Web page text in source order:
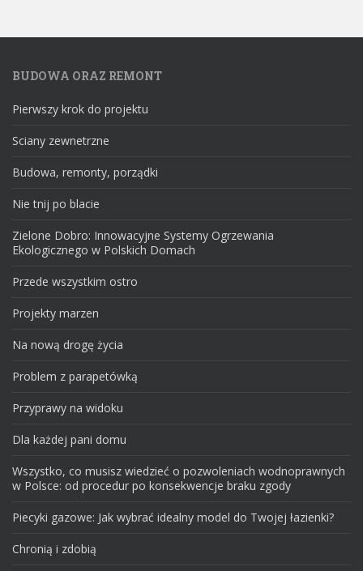
BUDOWA ORAZ REMONT
Pierwszy krok do projektu
Sciany zewnetrzne
Budowa, remonty, porządki
Nie tnij po blacie
Zielone Dobro: Innowacyjne Systemy Ogrzewania
Ekologicznego w Polskich Domach
Przede wszystkim ostro
Projekty marzen
Na nową drogę życia
Problem z parapetówką
Przyprawy na widoku
Dla każdej pani domu
Wszystko, co musisz wiedzieć o pozwoleniach wodnoprawnych
w Polsce: od procedur po konsekwencje braku zgody
Piecyki gazowe: Jak wybrać idealny model do Twojej łazienki?
Chronią i zdobią